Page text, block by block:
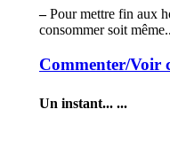
–Pour mettre fin aux
consommer soit
Commenter/Voir
Un instant... ...